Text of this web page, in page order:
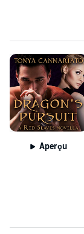
Aperçu